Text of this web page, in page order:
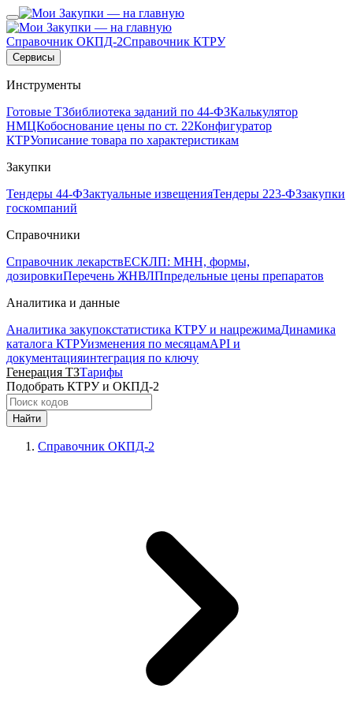
Справочник ОКПД-2Справочник КТРУ
Сервисы
Инструменты
Готовые ТЗбиблиотека заданий по 44-ФЗКалькулятор
НМЦКобоснование цены по ст. 22Конфигуратор
КТРУописание товара по характеристикам
Закупки
Тендеры 44-ФЗактуальные извещенияТендеры 223-ФЗзакупки
госкомпаний
Справочники
Справочник лекарствЕСКЛП: МНН, формы,
дозировкиПеречень ЖНВЛПпредельные цены препаратов
Аналитика и данные
Аналитика закупокстатистика КТРУ и нацрежимаДинамика
каталога КТРУизменения по месяцамAPI и
документацияинтеграция по ключу
Генерация ТЗТарифы
Подобрать КТРУ и ОКПД-2
Найти
Справочник ОКПД-2